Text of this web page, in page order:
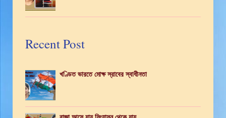
Recent Post
খণ্ডিত ভারতে মোক্ষ স্রাবের স্বাধীনতা